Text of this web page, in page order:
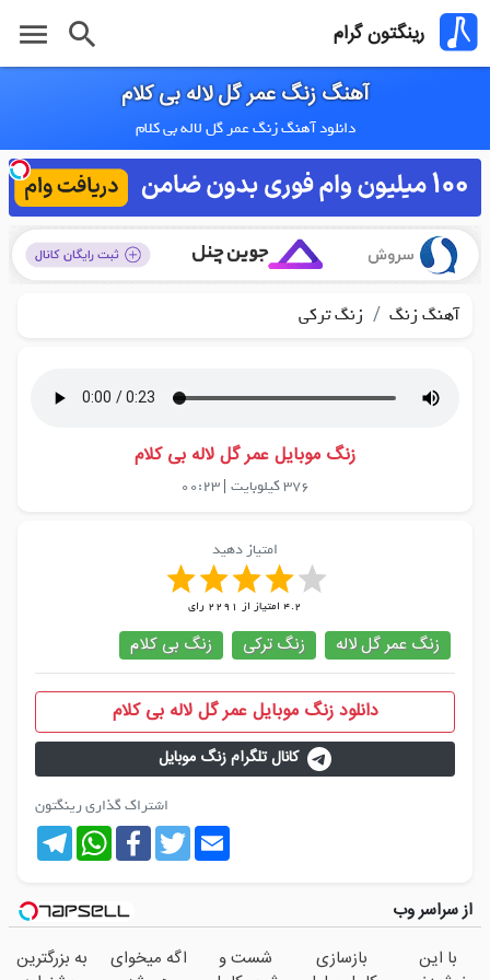
رینگتون گرام search
menu
آهنگ زنگ عمر گل لاله بی کلام
دانلود آهنگ زنگ عمر گل لاله بی کلام
آهنگ زنگ / زنگ ترکی
زنگ موبایل عمر گل لاله بی کلام
376 کیلوبایت |
00:23
امتیاز دهید
4.2 امتیاز از 2291 رای
زنگ عمر گل لاله زنگ ترکی زنگ بی کلام
دانلود زنگ موبایل عمر گل لاله بی کلام
کانال تلگرام زنگ موبایل
اشتراک گذاری رینگتون
Telegram
WhatsAppFacebookTwitterEmail
از سراسر وب
با این
بازسازی
شست و
اگه میخوای
به بزرگترین